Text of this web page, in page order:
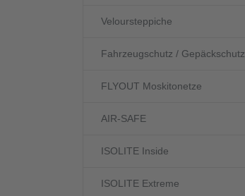
Veloursteppiche
Fahrzeugschutz / Gepäckschutz
FLYOUT Moskitonetze
AIR-SAFE
ISOLITE Inside
ISOLITE Extreme